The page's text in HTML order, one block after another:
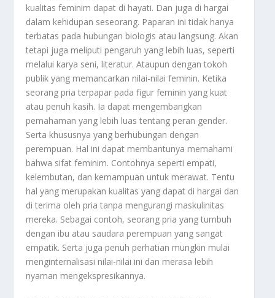
kualitas feminim dapat di hayati. Dan juga di hargai
dalam kehidupan seseorang. Paparan ini tidak hanya
terbatas pada hubungan biologis atau langsung. Akan
tetapi juga meliputi pengaruh yang lebih luas, seperti
melalui karya seni, literatur. Ataupun dengan tokoh
publik yang memancarkan nilai-nilai feminin. Ketika
seorang pria terpapar pada figur feminin yang kuat
atau penuh kasih. Ia dapat mengembangkan
pemahaman yang lebih luas tentang peran gender.
Serta khususnya yang berhubungan dengan
perempuan. Hal ini dapat membantunya memahami
bahwa sifat feminim. Contohnya seperti empati,
kelembutan, dan kemampuan untuk merawat. Tentu
hal yang merupakan kualitas yang dapat di hargai dan
di terima oleh pria tanpa mengurangi maskulinitas
mereka. Sebagai contoh, seorang pria yang tumbuh
dengan ibu atau saudara perempuan yang sangat
empatik. Serta juga penuh perhatian mungkin mulai
menginternalisasi nilai-nilai ini dan merasa lebih
nyaman mengekspresikannya.